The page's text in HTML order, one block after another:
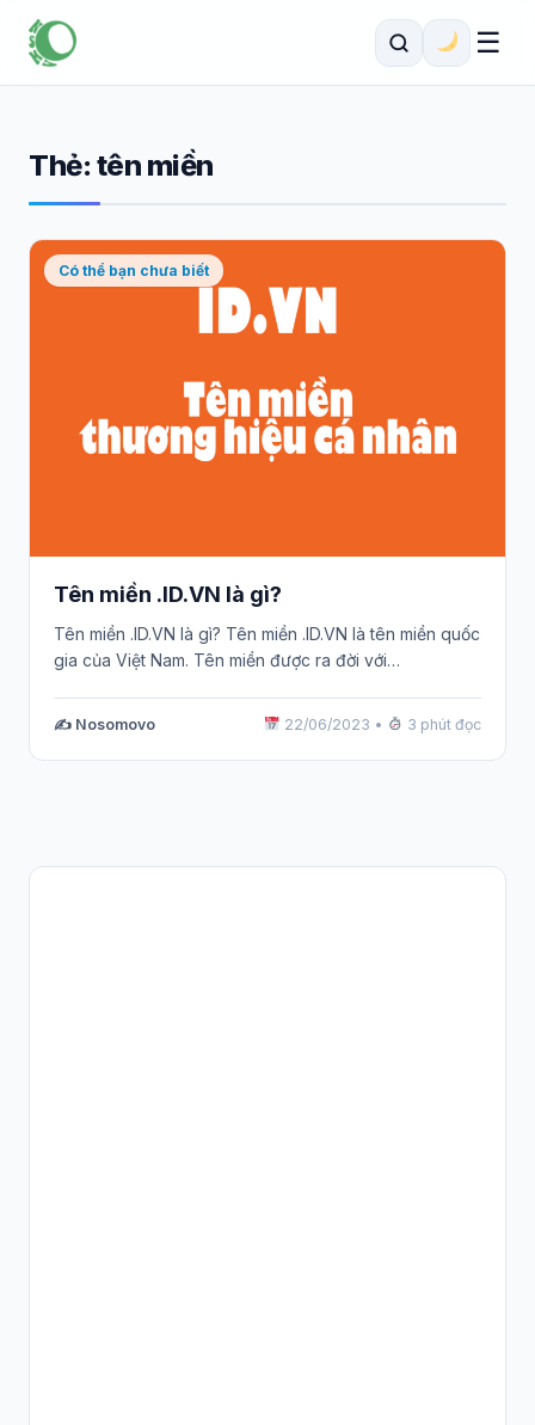
☰
Thẻ: tên miền
Có thể bạn chưa biết
Tên miền .ID.VN là gì?
Tên miền .ID.VN là gì? Tên miền .ID.VN là tên miền quốc
gia của Việt Nam. Tên miền được ra đời với…
✍️ Nosomovo 22/06/2023 • 3 phút đọc